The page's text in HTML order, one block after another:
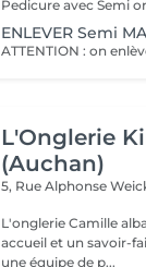
ENLEVER Semi
L'Onglerie
(Auchan)
5, Rue Alphonse
L'onglerie Camille
accueil et un savoir-
une équipe de p...